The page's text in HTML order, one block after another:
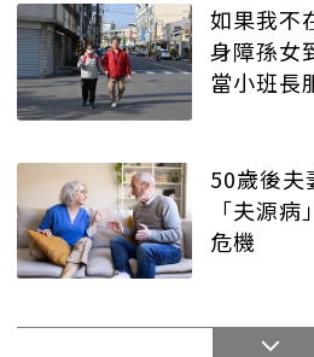
如果我不
身障孫女
當小班長
50歲後夫
「夫源
危機